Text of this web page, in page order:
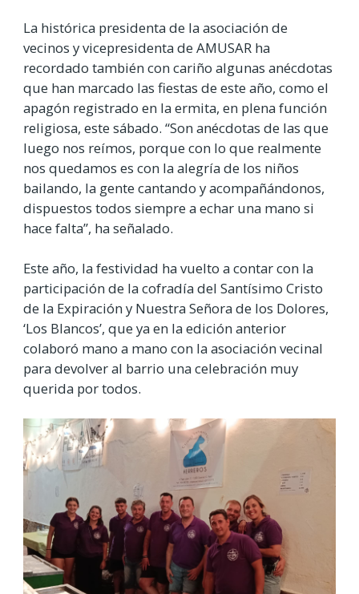
La histórica presidenta de la asociación de
vecinos y vicepresidenta de AMUSAR ha
recordado también con cariño algunas anécdotas
que han marcado las fiestas de este año, como el
apagón registrado en la ermita, en plena función
religiosa, este sábado. “Son anécdotas de las que
luego nos reímos, porque con lo que realmente
nos quedamos es con la alegría de los niños
bailando, la gente cantando y acompañándonos,
dispuestos todos siempre a echar una mano si
hace falta”, ha señalado.
Este año, la festividad ha vuelto a contar con la
participación de la cofradía del Santísimo Cristo
de la Expiración y Nuestra Señora de los Dolores,
‘Los Blancos’, que ya en la edición anterior
colaboró mano a mano con la asociación vecinal
para devolver al barrio una celebración muy
querida por todos.